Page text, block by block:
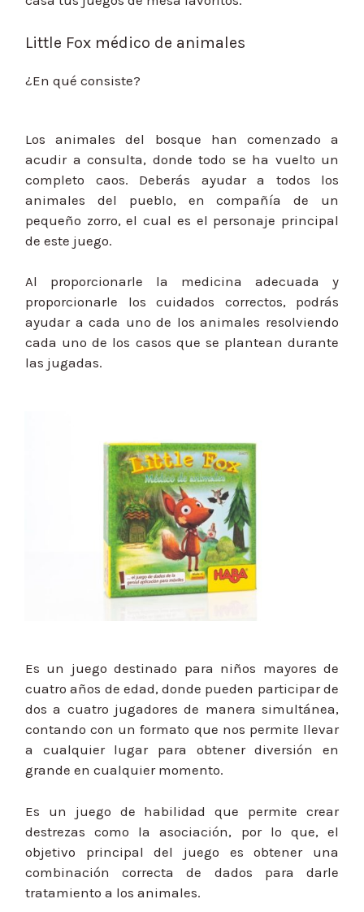
Little Fox médico de animales
¿En qué consiste?
Los animales del bosque han comenzado a
acudir a consulta, donde todo se ha vuelto un
completo caos. Deberás ayudar a todos los
animales del pueblo, en compañía de un
pequeño zorro, el cual es el personaje principal
de este juego.
Al proporcionarle la medicina adecuada y
proporcionarle los cuidados correctos, podrás
ayudar a cada uno de los animales resolviendo
cada uno de los casos que se plantean durante
las jugadas.
Es un juego destinado para niños mayores de
cuatro años de edad, donde pueden participar de
dos a cuatro jugadores de manera simultánea,
contando con un formato que nos permite llevar
a cualquier lugar para obtener diversión en
grande en cualquier momento.
Es un juego de habilidad que permite crear
destrezas como la asociación, por lo que, el
objetivo principal del juego es obtener una
combinación correcta de dados para darle
tratamiento a los animales.